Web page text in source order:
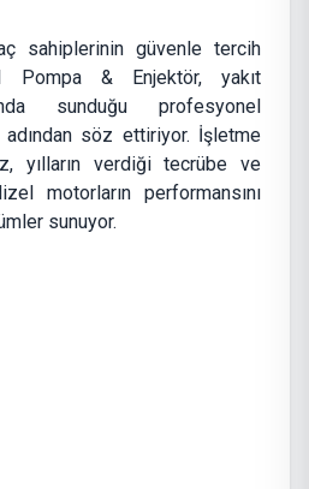
sahiplerinin güvenle tercih
Pompa & Enjektör, yakıt
sunduğu profesyonel
söz ettiriyor. İşletme
yılların verdiği tecrübe ve
motorların performansını
sunuyor.